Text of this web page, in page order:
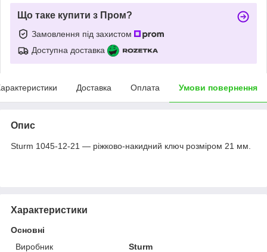
Що таке купити з Пром?
Замовлення під захистом
Доступна доставка
Доставка Оплата Умови повернення
Опис
Sturm 1045-12-21 — ріжково-накидний ключ розміром 21 мм.
Характеристики
Основні
Виробник
Sturm